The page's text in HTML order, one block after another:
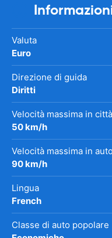
Valuta
Euro
Direzione di guida
Diritti
Velocità massima in città
50 km/h
Velocità massima in
90 km/h
Lingua
French
Classe di auto popolare